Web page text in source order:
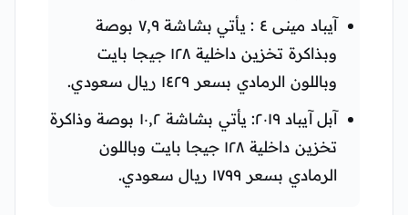
آيباد مينى ٤ : يأتي بشاشة ٧,٩ بوصة
وبذاكرة تخزين داخلية ١٢٨ جيجا بايت
وباللون الرمادي بسعر ١٤٢٩ ريال سعودي.
آبل آيباد ٢٠١٩: يأتي بشاشة ١٠,٢ بوصة وذاكرة
تخزين داخلية ١٢٨ جيجا بايت وباللون
الرمادي بسعر ١٧٩٩ ريال سعودي.